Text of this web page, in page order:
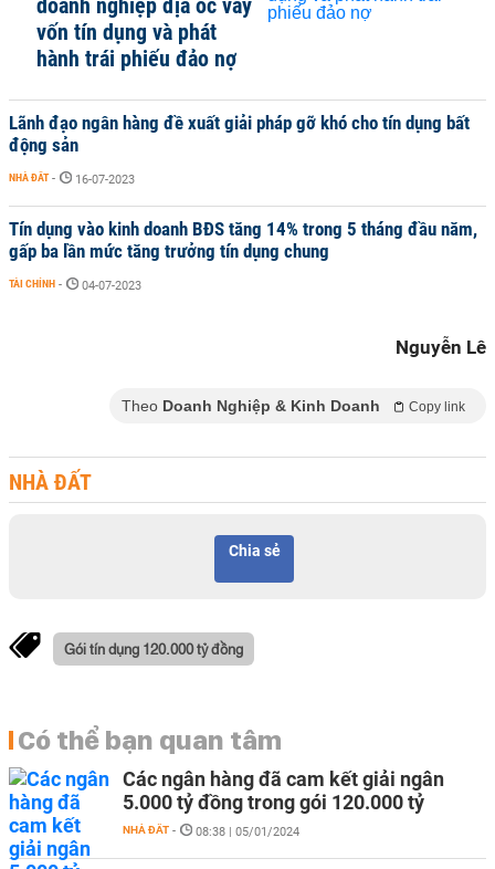
doanh nghiệp địa ốc vay
vốn tín dụng và phát
hành trái phiếu đảo nợ
Lãnh đạo ngân hàng đề xuất giải pháp gỡ khó cho tín dụng bất
động sản
NHÀ ĐẤT - 16-07-2023
Tín dụng vào kinh doanh BĐS tăng 14% trong 5 tháng đầu năm,
gấp ba lần mức tăng trưởng tín dụng chung
TÀI CHÍNH - 04-07-2023
Nguyễn Lê
Theo Doanh Nghiệp & Kinh Doanh Copy link
NHÀ ĐẤT
Chia sẻ
Gói tín dụng 120.000 tỷ đồng
Có thể bạn quan tâm
Các ngân hàng đã cam kết giải ngân
5.000 tỷ đồng trong gói 120.000 tỷ
NHÀ ĐẤT - 08:38 | 05/01/2024